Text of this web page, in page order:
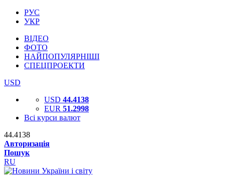
РУС
УКР
ВІДЕО
ФОТО
НАЙПОПУЛЯРНІШІ
СПЕЦПРОЕКТИ
USD
USD 44.4138
EUR 51.2998
Всі курси валют
44.4138
Авторизація
Пошук
RU